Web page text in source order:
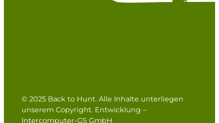
© 2025 Back to Hunt. Alle Inhalte unterliegen
unserem Copyright. Entwicklung –
Intercomputer-GS GmbH